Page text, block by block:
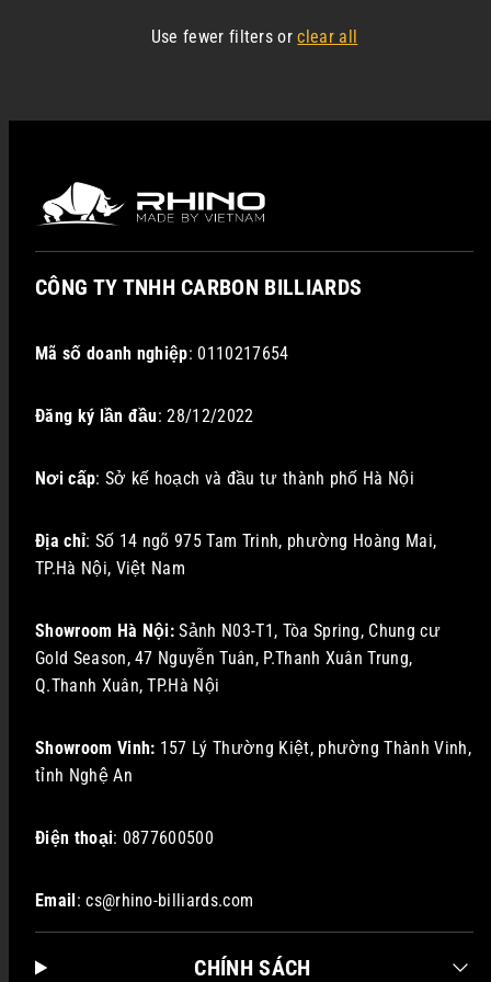
Use fewer filters orclear all
CÔNG TY TNHH CARBON BILLIARDS
Mã số doanh nghiệp: 0110217654
Đăng ký lần đầu: 28/12/2022
Nơi cấp: Sở kế hoạch và đầu tư thành phố Hà Nội
Địa chỉ: Số 14 ngõ 975 Tam Trinh, phường Hoàng Mai,
TP.Hà Nội, Việt Nam
Showroom Hà Nội:Sảnh N03-T1, Tòa Spring, Chung cư
Gold Season, 47 Nguyễn Tuân, P.Thanh Xuân Trung,
Q.Thanh Xuân, TP.Hà Nội
Showroom Vinh: 157 Lý Thường Kiệt, phường Thành Vinh,
tỉnh Nghệ An
Điện thoại: 0877600500
Email: cs@rhino-billiards.com
CHÍNH SÁCH